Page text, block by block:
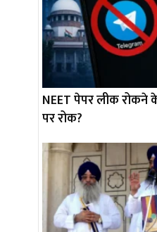
NEET पेपर लीक रोकने
पर रोक?